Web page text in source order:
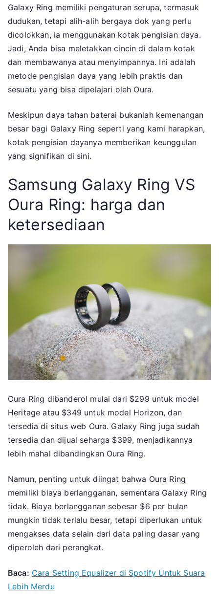
Galaxy Ring memiliki pengaturan serupa, termasuk
dudukan, tetapi alih-alih bergaya dok yang perlu
dicolokkan, ia menggunakan kotak pengisian daya.
Jadi, Anda bisa meletakkan cincin di dalam kotak
dan membawanya atau menyimpannya. Ini adalah
metode pengisian daya yang lebih praktis dan
sesuatu yang bisa dipelajari oleh Oura.
Meskipun daya tahan baterai bukanlah kemenangan
besar bagi Galaxy Ring seperti yang kami harapkan,
kotak pengisian dayanya memberikan keunggulan
yang signifikan di sini.
Samsung Galaxy Ring VS
Oura Ring: harga dan
ketersediaan
Oura Ring dibanderol mulai dari $299 untuk model
Heritage atau $349 untuk model Horizon, dan
tersedia di situs web Oura. Galaxy Ring juga sudah
tersedia dan dijual seharga $399, menjadikannya
lebih mahal dibandingkan Oura Ring.
Namun, penting untuk diingat bahwa Oura Ring
memiliki biaya berlangganan, sementara Galaxy Ring
tidak. Biaya berlangganan sebesar $6 per bulan
mungkin tidak terlalu besar, tetapi diperlukan untuk
mengakses data selain dari data paling dasar yang
diperoleh dari perangkat.
Baca: Cara Setting Equalizer di Spotify Untuk Suara
Lebih Merdu